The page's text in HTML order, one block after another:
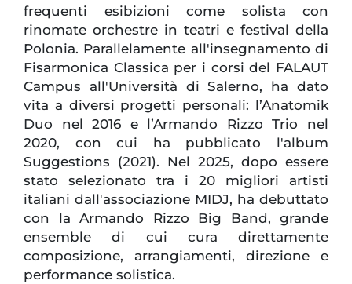
frequenti esibizioni come solista con
rinomate orchestre in teatri e festival della
Polonia. Parallelamente all'insegnamento di
Fisarmonica Classica per i corsi del FALAUT
Campus all'Università di Salerno, ha dato
vita a diversi progetti personali: l’Anatomik
Duo nel 2016 e l’Armando Rizzo Trio nel
2020, con cui ha pubblicato l'album
Suggestions (2021). Nel 2025, dopo essere
stato selezionato tra i 20 migliori artisti
italiani dall'associazione MIDJ, ha debuttato
con la Armando Rizzo Big Band, grande
ensemble di cui cura direttamente
composizione, arrangiamenti, direzione e
performance solistica.